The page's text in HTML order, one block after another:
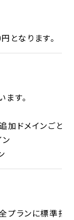
となります。
す。
加ドメインごと
ランに標準搭